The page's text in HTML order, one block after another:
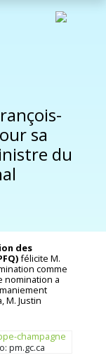
sa
du
des
félicite M.
comme
nomination a
M. Justin
pm.gc.ca